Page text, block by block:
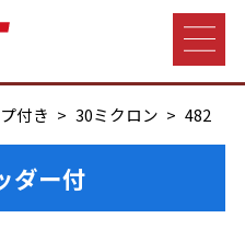
付き 30ミクロン 482
ダー付